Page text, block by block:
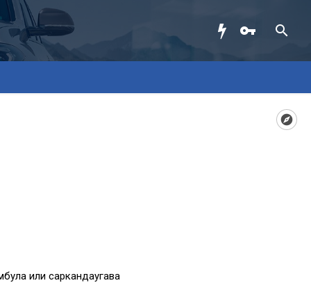
или саркандаугава